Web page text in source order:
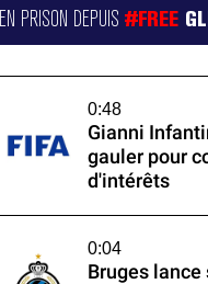
EN PRISON DEPUIS#FREE
0:48
Gianni
gauler pour
d'intérêts
0:04
Bruges lance